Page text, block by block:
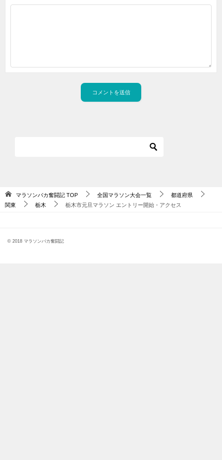
マラソンバカ奮闘記 TOP 全国マラソン大会一覧
都道府県
関東
栃木 栃木市元旦マラソン エントリー開始・アクセス
© 2018 マラソンバカ奮闘記